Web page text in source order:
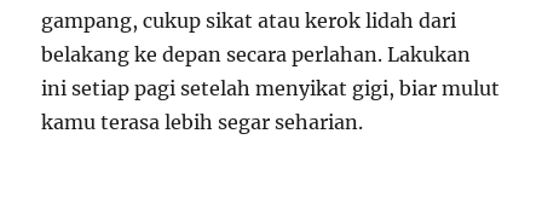
gampang, cukup sikat atau kerok lidah dari
belakang ke depan secara perlahan. Lakukan
ini setiap pagi setelah menyikat gigi, biar mulut
kamu terasa lebih segar seharian.